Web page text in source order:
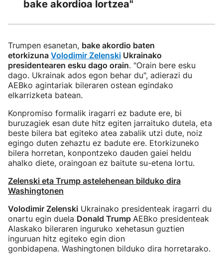
bake akordioa lortzea"
Trumpen esanetan, bake akordio baten
etorkizuna Volodimir Zelenski Ukrainako
presidentearen esku dago orain. "Orain bere esku
dago. Ukrainak ados egon behar du", adierazi du
AEBko agintariak bileraren ostean egindako
elkarrizketa batean.
Konpromiso formalik iragarri ez badute ere, bi
buruzagiek esan dute hitz egiten jarraituko dutela, eta
beste bilera bat egiteko atea zabalik utzi dute, noiz
egingo duten zehaztu ez badute ere. Etorkizuneko
bilera horretan, konpontzeko dauden gaiei heldu
ahalko diete, oraingoan ez baitute su-etena lortu.
Zelenski eta Trump astelehenean bilduko dira
Washingtonen
Volodimir Zelenski Ukrainako presidenteak iragarri du
onartu egin duela Donald Trump AEBko presidenteak
Alaskako bileraren inguruko xehetasun guztien
inguruan hitz egiteko egin dion
gonbidapena. Washingtonen bilduko dira horretarako.